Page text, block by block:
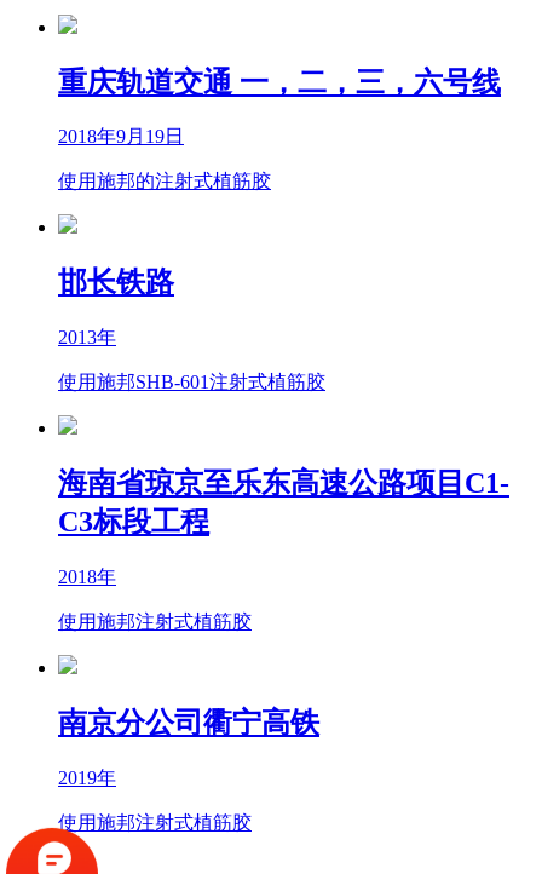
重庆轨道交通 一，二，三，六号线
2018年9月19日
使用施邦的注射式植筋胶
邯长铁路
2013年
使用施邦SHB-601注射式植筋胶
海南省琼京至乐东高速公路项目C1-
C3标段工程
2018年
使用施邦注射式植筋胶
南京分公司衢宁高铁
2019年
使用施邦注射式植筋胶